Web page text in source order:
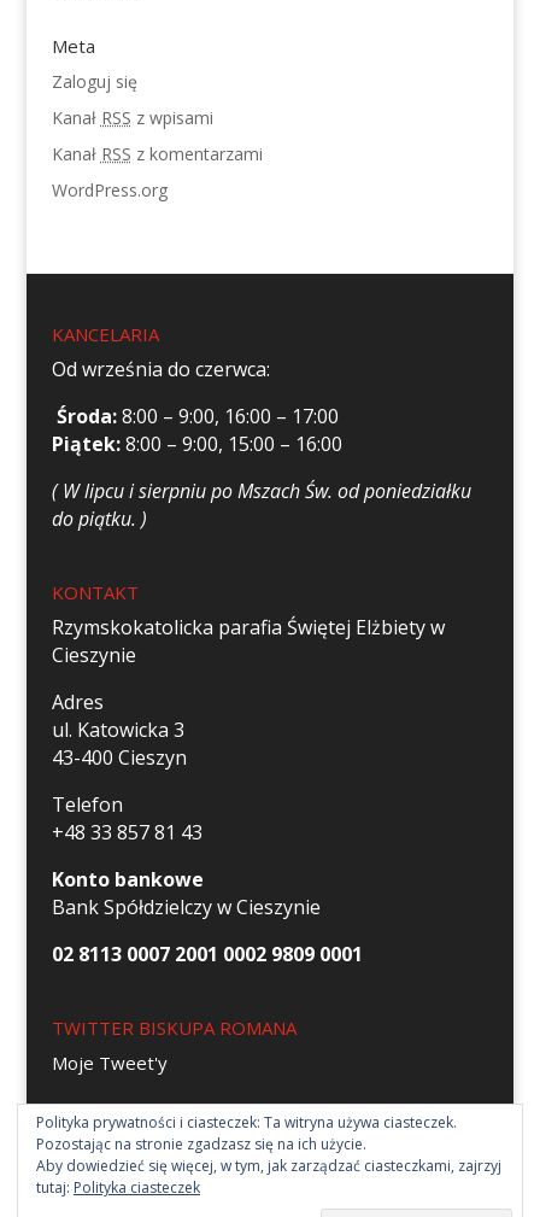
Meta
Zaloguj się
Kanał RSS z wpisami
Kanał RSS z komentarzami
WordPress.org
KANCELARIA
Od września do czerwca:
Środa:8:00 – 9:00, 16:00 – 17:00
Piątek:8:00 – 9:00, 15:00 – 16:00
( W lipcu i sierpniu po Mszach Św. od poniedziałku
do piątku. )
KONTAKT
Rzymskokatolicka parafia Świętej Elżbiety w
Cieszynie
Adres
ul. Katowicka 3
43-400 Cieszyn
Telefon
+48 33 857 81 43
Konto bankowe
Bank Spółdzielczy w Cieszynie
02 8113 0007 2001 0002 9809 0001
TWITTER BISKUPA ROMANA
Moje Tweet'y
Polityka prywatności i ciasteczek: Ta witryna używa ciasteczek.
Pozostając na stronie zgadzasz się na ich użycie.
Aby dowiedzieć się więcej, w tym, jak zarządzać ciasteczkami, zajrzyj
tutaj: Polityka ciasteczek